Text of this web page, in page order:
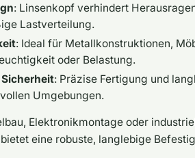
: Linsenkopf verhindert
Lastverteilung.
: Ideal für Metallkonstruktionen,
oder Belastung.
: Präzise Fertigung und
Umgebungen.
Elektronikmontage oder
eine robuste, langlebige